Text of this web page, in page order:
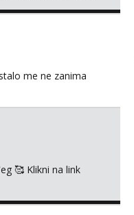
me ne zanima
🥰 Klikni na link